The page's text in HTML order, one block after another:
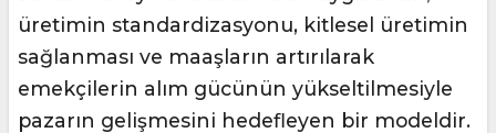
üretimin standardizasyonu, kitlesel üretimin
sağlanması ve maaşların artırılarak
emekçilerin alım gücünün yükseltilmesiyle
pazarın gelişmesini hedefleyen bir modeldir.